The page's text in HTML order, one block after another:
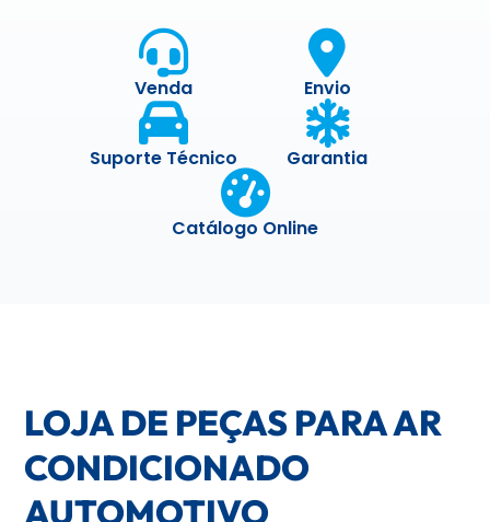
Venda Envio
Suporte Técnico Garantia
Catálogo Online
LOJA DE PEÇAS PARA AR
CONDICIONADO
AUTOMOTIVO